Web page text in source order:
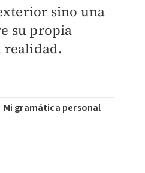
sino una
su propia
realidad.
Mi gramática personal